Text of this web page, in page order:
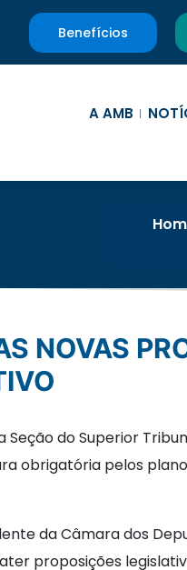
Benefícios
A AMB
Seção do Superior
obrigatória pelos
da Câmara dos
proposições